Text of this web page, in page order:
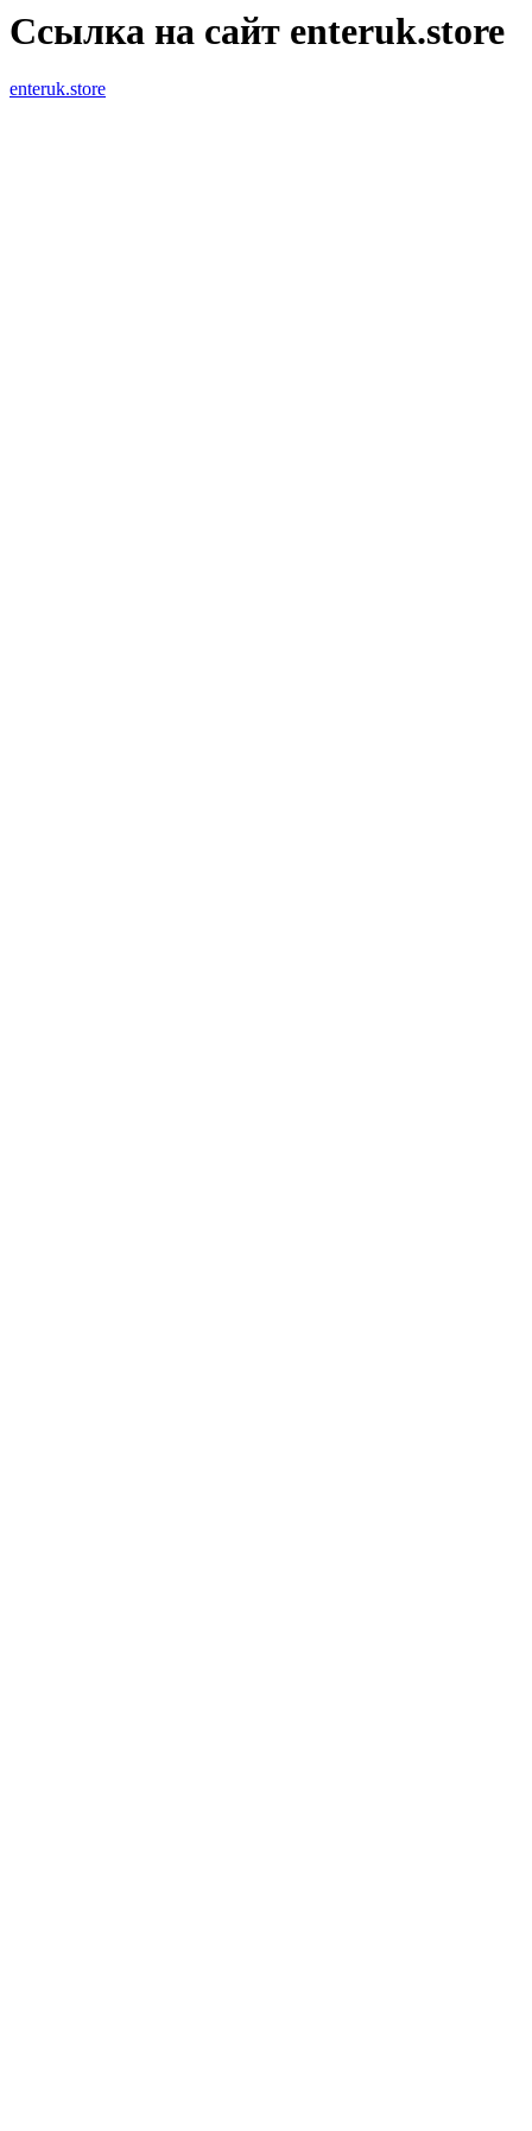
Ссылка на сайт enteruk.store
enteruk.store